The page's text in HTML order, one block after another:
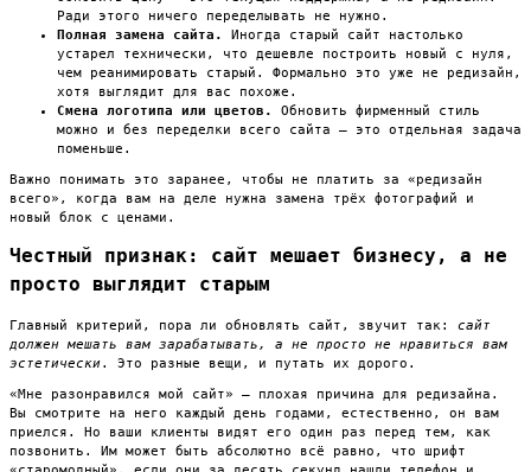
Ради этого ничего переделывать не нужно.
Полная замена сайта.
Иногда старый сайт настолько
устарел технически, что дешевле построить новый с нуля,
чем реанимировать старый. Формально это уже не редизайн,
хотя выглядит для вас похоже.
Смена логотипа или цветов.
Обновить фирменный стиль
можно и без переделки всего сайта — это отдельная задача
поменьше.
Важно понимать это заранее, чтобы не платить за «редизайн
всего», когда вам на деле нужна замена трёх фотографий и
новый блок с ценами.
Честный признак: сайт мешает бизнесу, а не
просто выглядит старым
Главный критерий, пора ли обновлять сайт, звучит так: сайт
должен мешать вам зарабатывать, а не просто не нравиться вам
эстетически. Это разные вещи, и путать их дорого.
«Мне разонравился мой сайт» — плохая причина для редизайна.
Вы смотрите на него каждый день годами, естественно, он вам
приелся. Но ваши клиенты видят его один раз перед тем, как
позвонить. Им может быть абсолютно всё равно, что шрифт